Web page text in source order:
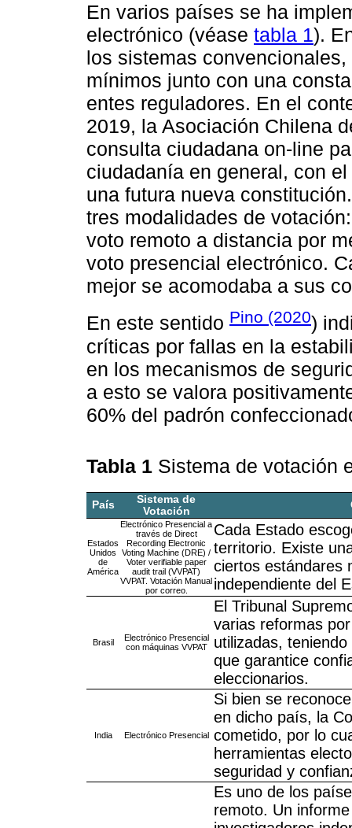
En varios países se ha
electrónico (véase tabla 1).
los sistemas
mínimos junto con una
entes reguladores. En el
2019, la Asociación Chilena
consulta ciudadana on-line
ciudadanía en general, con
una futura nueva
tres modalidades de
voto remoto a distancia por
voto presencial electrónico.
mejor se acomodaba a sus
En este sentido Pino (2020)
críticas por fallas en la
en los mecanismos de
a esto se valora
60% del padrón
Tabla 1 Sistema de votación
País
Sistema de
Votación
Estados
Unidos
de
América
Electrónico Presencial a
través de Direct
Recording Electronic
Voting Machine (DRE) /
Voter verifiable paper
audit trail (VVPAT)
VVPAT. Votación Manual
por correo.
Cada Estado
territorio. Existe
ciertos estándares
independiente del
Brasil
Electrónico Presencial
con máquinas VVPAT
El Tribunal
varias reformas
utilizadas,
que garantice
eleccionarios.
India Electrónico Presencial
Si bien se
en dicho país, la
cometido, por lo
herramientas
seguridad y
Es uno de los
remoto. Un